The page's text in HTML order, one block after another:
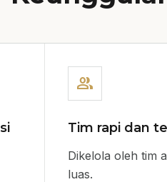
group
Tim rapi dan
Dikelola oleh tim
luas.